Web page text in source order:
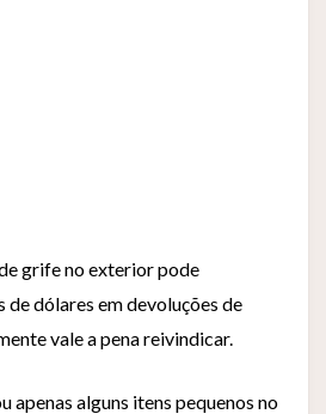
grife no exterior pode
de dólares em devoluções de
vale a pena reivindicar.
apenas alguns itens pequenos no